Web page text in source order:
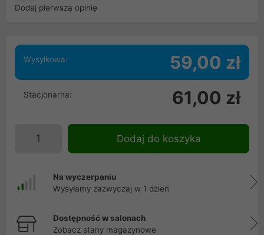
Dodaj pierwszą opinię
Wysyłkowa: 59,00 zł
Stacjonarna: 61,00 zł
Dodaj do koszyka
Na wyczerpaniu
Wysyłamy zazwyczaj w 1 dzień
Dostępność w salonach
Zobacz stany magazynowe